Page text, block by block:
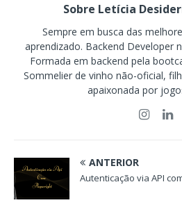
Sobre Letícia
Sempre em busca das
aprendizado. Backend Developer
Formada em backend pela
Sommelier de vinho não-oficial,
apaixonada por
ANTERIOR
Autenticação via API